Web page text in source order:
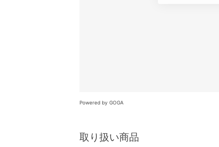
Powered by GOGA
取り扱い商品